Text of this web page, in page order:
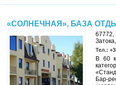
«СОЛНЕЧНАЯ», БАЗА
67772,
Тел.:
В 60
Бар-